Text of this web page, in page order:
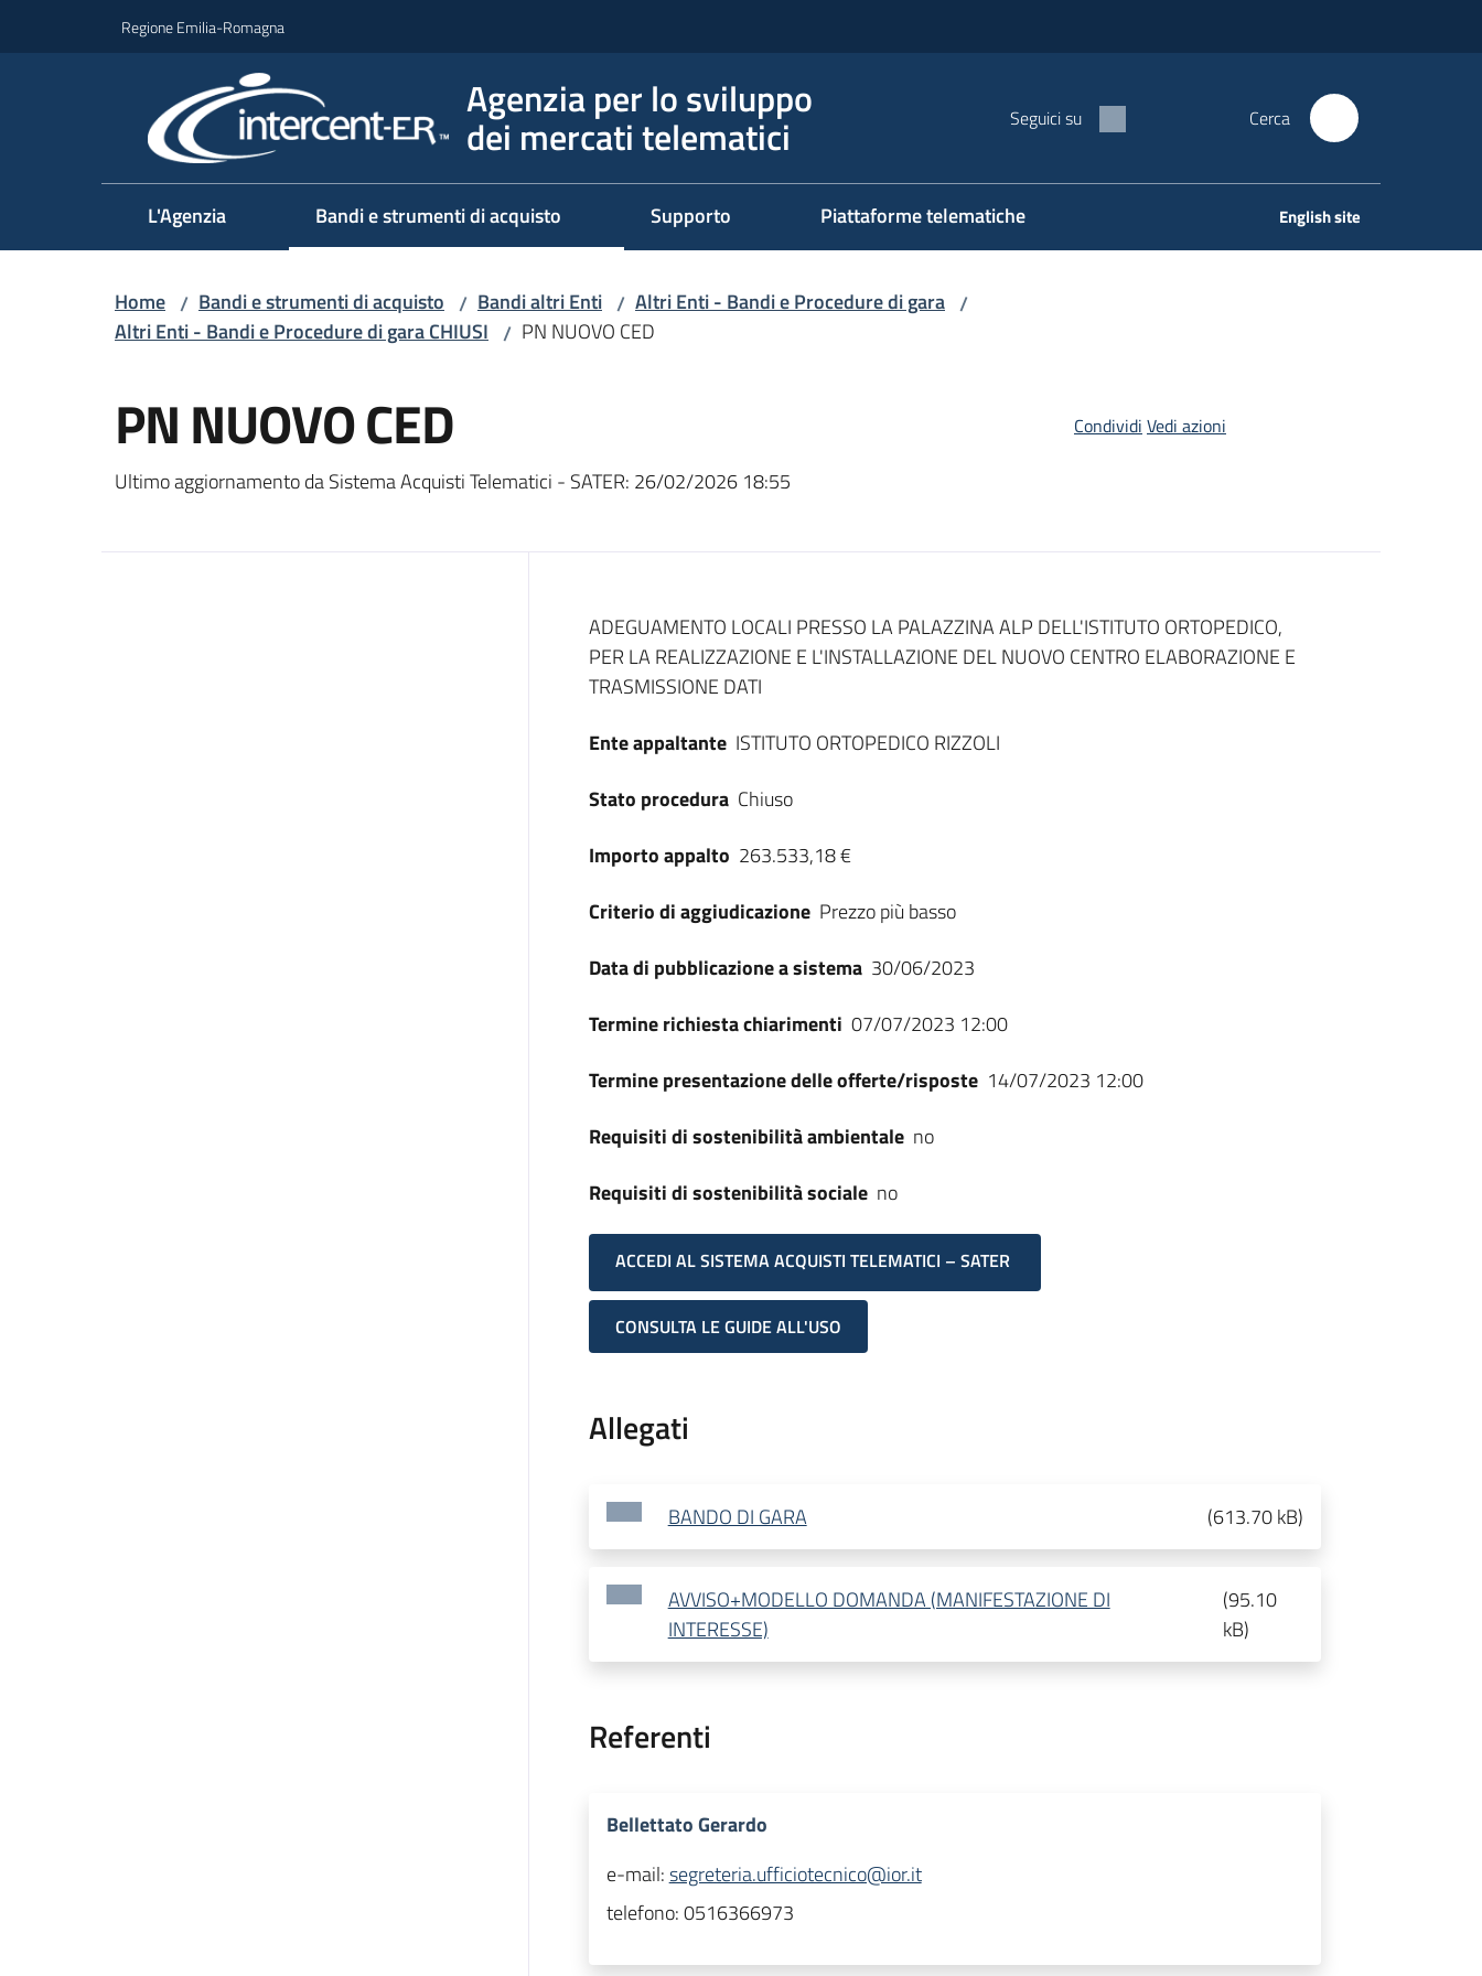
Regione Emilia-Romagna
Agenzia per lo sviluppo
dei mercati telematici Seguici su Cerca
L'Agenzia Bandi e strumenti di acquisto Supporto Piattaforme telematiche English site
Home / Bandi e strumenti di acquisto / Bandi altri Enti / Altri Enti - Bandi e Procedure di gara /
Altri Enti - Bandi e Procedure di gara CHIUSI / PN NUOVO CED
PN NUOVO CED
Ultimo aggiornamento da Sistema Acquisti Telematici - SATER: 26/02/2026 18:55
Condividi Vedi azioni
Dati del bando
ADEGUAMENTO LOCALI PRESSO LA PALAZZINA ALP DELL'ISTITUTO ORTOPEDICO,
PER LA REALIZZAZIONE E L'INSTALLAZIONE DEL NUOVO CENTRO ELABORAZIONE E
TRASMISSIONE DATI
Ente appaltante ISTITUTO ORTOPEDICO RIZZOLI
Stato procedura Chiuso
Importo appalto 263.533,18 €
Criterio di aggiudicazione Prezzo più basso
Data di pubblicazione a sistema 30/06/2023
Termine richiesta chiarimenti 07/07/2023 12:00
Termine presentazione delle offerte/risposte 14/07/2023 12:00
Requisiti di sostenibilità ambientale no
Requisiti di sostenibilità sociale no
ACCEDI AL SISTEMA ACQUISTI TELEMATICI – SATER
CONSULTA LE GUIDE ALL'USO
Allegati
BANDO DI GARA (613.70 kB)
AVVISO+MODELLO DOMANDA (MANIFESTAZIONE DI
INTERESSE)
(95.10
kB)
Referenti
Bellettato Gerardo
e-mail:segreteria.ufficiotecnico@ior.it
telefono:0516366973